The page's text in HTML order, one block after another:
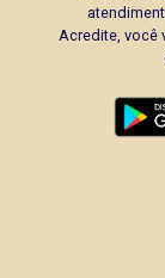
Acredite, você